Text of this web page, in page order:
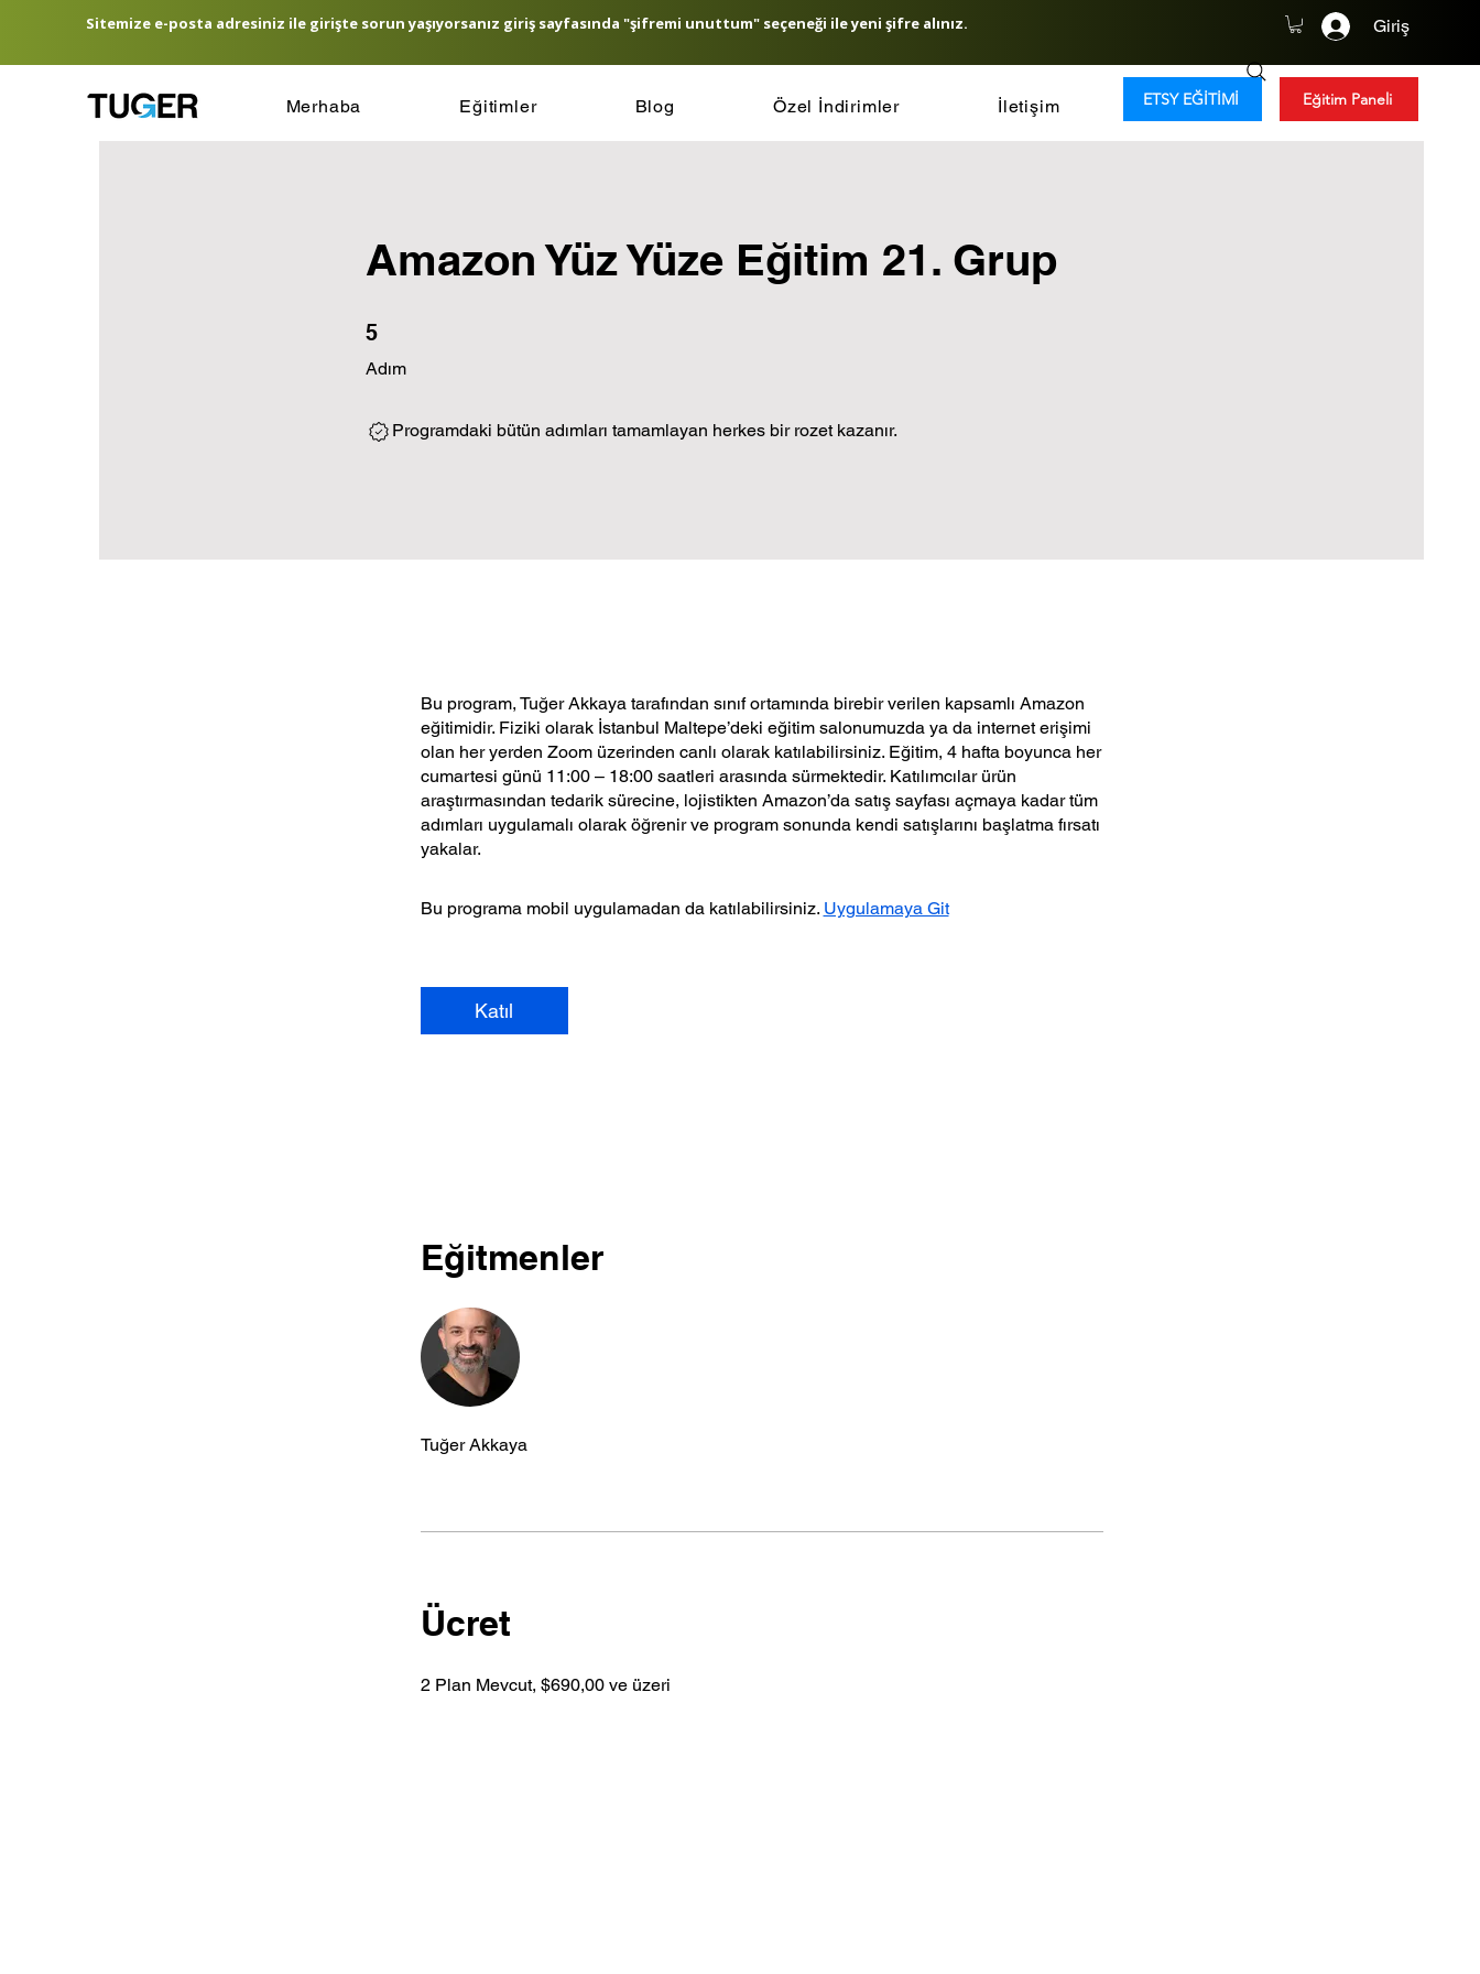
Sitemize e-posta adresiniz ile girişte sorun yaşıyorsanız giriş sayfasında "şifremi unuttum" seçeneği ile yeni şifre alınız. Giriş
Merhaba Eğitimler Blog Özel İndirimler İletişim ETSY EĞİTİMİ Eğitim Paneli
Amazon Yüz Yüze Eğitim 21. Grup
5
Adım
5 Adım
Programdaki bütün adımları tamamlayan herkes bir rozet kazanır.
Bu program, Tuğer Akkaya tarafından sınıf ortamında birebir verilen kapsamlı Amazon
eğitimidir. Fiziki olarak İstanbul Maltepe’deki eğitim salonumuzda ya da internet erişimi
olan her yerden Zoom üzerinden canlı olarak katılabilirsiniz. Eğitim, 4 hafta boyunca her
cumartesi günü 11:00 – 18:00 saatleri arasında sürmektedir. Katılımcılar ürün
araştırmasından tedarik sürecine, lojistikten Amazon’da satış sayfası açmaya kadar tüm
adımları uygulamalı olarak öğrenir ve program sonunda kendi satışlarını başlatma fırsatı
yakalar.
Bu programa mobil uygulamadan da katılabilirsiniz. Uygulamaya Git
Katıl
Eğitmenler
Tuğer Akkaya
Ücret
2 Plan Mevcut, $690,00 ve üzeri